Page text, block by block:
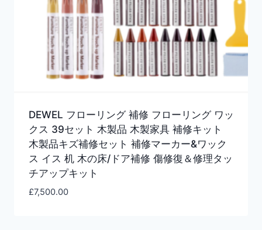
DEWEL フローリング 補修 フローリング ワッ
クス 39セット 木製品 木製家具 補修キット
木製品キズ補修セット 補修マーカー&ワック
ス イス 机 木の床/ドア補修 傷修復＆修理タッ
チアップキット
£7,500.00